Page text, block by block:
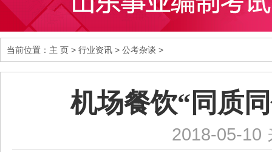
当前位置： 主 页 > 行业资讯 > 公考杂谈 >
机场餐饮“同质
2018-05-10